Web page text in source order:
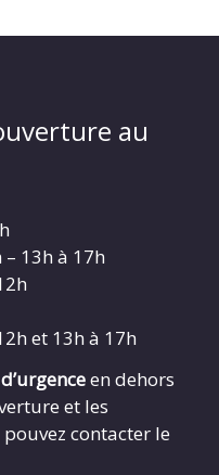
au
13h à 17h
et 13h à 17h
en dehors
et les
contacter le